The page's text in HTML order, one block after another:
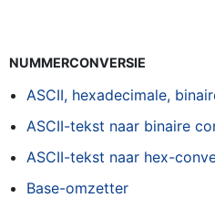
NUMMERCONVERSIE
ASCII, hexadecimale,
ASCII-tekst naar binaire
ASCII-tekst naar hex-
Base-omzetter